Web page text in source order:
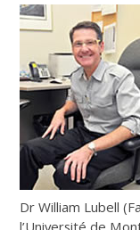
Dr William Lubell
l’Université de